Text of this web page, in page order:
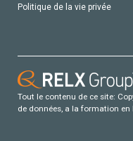
Politique de la vie privée
Tout le contenu de ce site:
de données, a la formation